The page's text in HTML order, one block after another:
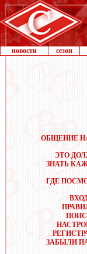
новости сезон
ОБЩЕНИЕ
ЭТО
ЗНАТЬ
ГДЕ
ЗАБЫЛИ